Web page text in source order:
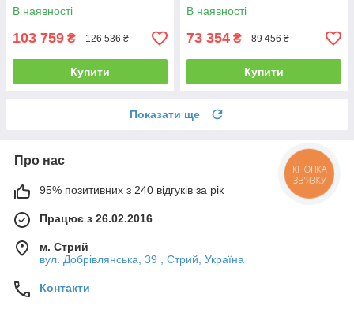
В наявності
103 759 ₴ 126 536 ₴
Купити
В наявності
73 354 ₴ 89 456 ₴
Купити
Показати ще
Про нас
95% позитивних з 240 відгуків за рік
Працює з 26.02.2016
м. Стрий
вул. Добрівлянська, 39 , Стрий, Україна
Контакти
КНОПКА
ЗВ'ЯЗКУ